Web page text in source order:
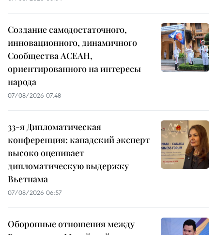
Создание самодостаточного,
инновационного, динамичного
Сообщества АСЕАН,
ориентированного на интересы
народа
07/08/2026 07:48
33-я Дипломатическая
конференция: канадский эксперт
высоко оценивает
дипломатическую выдержку
Вьетнама
07/08/2026 06:57
Оборонные отношения между